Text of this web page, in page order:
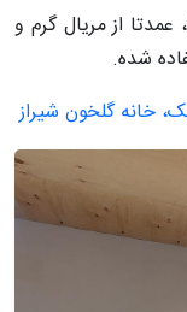
از مریال گرم و
شده.
خانه گلخون شیراز